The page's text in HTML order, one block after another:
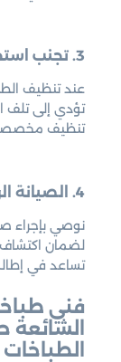
3. تجنب استخدام مواد كيميائية قاسية
عند تنظيف
تؤدي إلى تلف
تنظيف مخصصة
4. الصيانة الوقائية الدورية
نوصي بإجراء
لضمان
تساعد في
فني